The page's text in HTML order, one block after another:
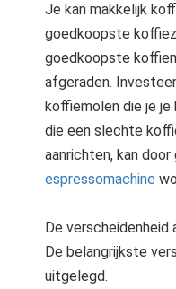
Je kan makkelijk
goedkoopste
goedkoopste
afgeraden.
koffiemolen die je
die een slechte
aanrichten, kan door
espressomachine
De
De belangrijkste
uitgelegd.